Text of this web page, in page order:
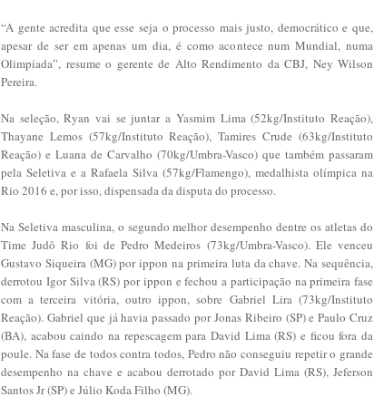
“A gente acredita que esse seja o processo mais justo, democrático e que,
apesar de ser em apenas um dia, é como acontece num Mundial, numa
Olimpíada”, resume o gerente de Alto Rendimento da CBJ, Ney Wilson
Pereira.
Na seleção, Ryan vai se juntar a Yasmim Lima (52kg/Instituto Reação),
Thayane Lemos (57kg/Instituto Reação), Tamires Crude (63kg/Instituto
Reação) e Luana de Carvalho (70kg/Umbra-Vasco) que também passaram
pela Seletiva e a Rafaela Silva (57kg/Flamengo), medalhista olímpica na
Rio 2016 e, por isso, dispensada da disputa do processo.
Na Seletiva masculina, o segundo melhor desempenho dentre os atletas do
Time Judô Rio foi de Pedro Medeiros (73kg/Umbra-Vasco). Ele venceu
Gustavo Siqueira (MG) por ippon na primeira luta da chave. Na sequência,
derrotou Igor Silva (RS) por ippon e fechou a participação na primeira fase
com a terceira vitória, outro ippon, sobre Gabriel Lira (73kg/Instituto
Reação). Gabriel que já havia passado por Jonas Ribeiro (SP) e Paulo Cruz
(BA), acabou caindo na repescagem para David Lima (RS) e ficou fora da
poule. Na fase de todos contra todos, Pedro não conseguiu repetir o grande
desempenho na chave e acabou derrotado por David Lima (RS), Jeferson
Santos Jr (SP) e Júlio Koda Filho (MG).